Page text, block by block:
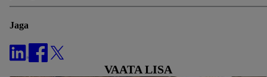
Jaga
VAATA LISA